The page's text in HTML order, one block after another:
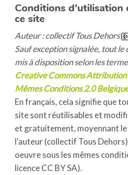
Conditions d'utilisation
ce site
Auteur : collectif Tous Dehors
Sauf exception signalée, tout le
mis à disposition selon les
Creative Commons Attribution
Mêmes Conditions 2.0
En français, cela signifie que
site sont réutilisables et
et gratuitement, moyennant
l'auteur (collectif Tous
oeuvre sous les mêmes
licence CC BY SA).